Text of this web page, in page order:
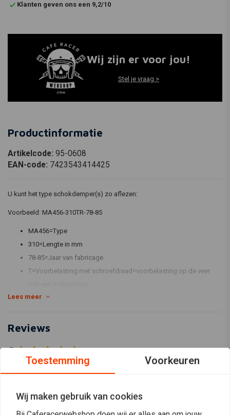
Klanten geven ons een 9,2/10
Wij zijn er voor jou!
Stel je vraag >
Productinformatie
Artikelcode: 95-0608
EAN-code: 7423543414425
U kunt het type schokdemper(s) zo aflezen:
Voorbeeld: MA456-310TR-78-85
MA456=Type
310=Lengte in mm
78-85=Jaar van fabricage
T=Voorbelasting met schroefdraad=voorbelasting op de veer
R=Rebound=zwarte knop aan de onderzijde=afstelling op de
gehouden met de uitgaande demping.
C=Compressie=Compressie verstelling op het reservoir
Hi en Low speed compressie is instelbaar.
Lees meer
Reviews
0 (0 beoordelingen)
Toestemming Voorkeuren
Wij maken gebruik van cookies